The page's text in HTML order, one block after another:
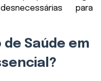
para
de Saúde em